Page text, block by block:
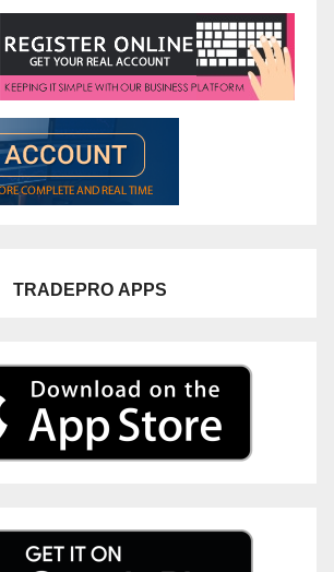
TRADEPRO APPS